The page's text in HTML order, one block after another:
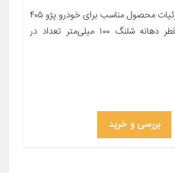
معرفی محصول جزئیات محصول مناسب برای خودرو پژو ۴۰۵
طول شلنگ ۶۵ قطر دهانه شلنگ ۱۰۰ میلی‌متر تعداد در
بررسی و خرید